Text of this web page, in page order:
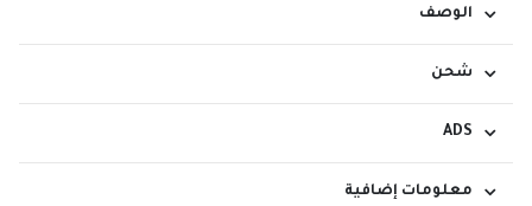
الوصف
شحن
ADS
معلومات إضافية